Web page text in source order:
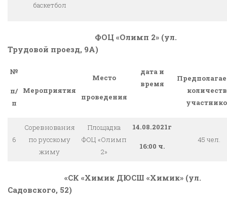
баскетбол
ФОЦ «Олимп 2» (ул.
Трудовой проезд, 9А)
№
п/
п
Мероприятия
Место
проведения
дата и
время
6
Соревнования
по русскому
жиму
Площадка
ФОЦ «Олимп
2»
14.08.2021г
16:00 ч.
45 чел.
«СК «Химик ДЮСШ «Химик» (ул.
Садовского, 52)